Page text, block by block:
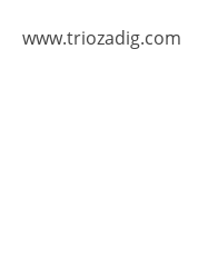
www.triozadig.com